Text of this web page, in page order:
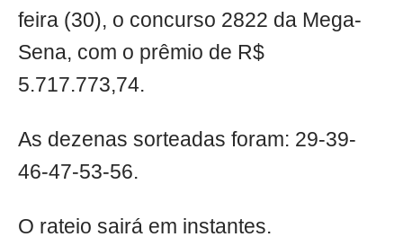
feira (30), o concurso 2822 da Mega-
Sena, com o prêmio de R$
5.717.773,74.
As dezenas sorteadas foram: 29-39-
46-47-53-56.
O rateio sairá em instantes.